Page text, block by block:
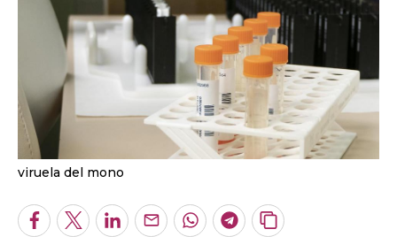
viruela del mono
Facebook
TwitterLinkedInEnviarWhatsapp
Telegram
Copiar